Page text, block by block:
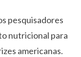
pesquisadores
nutricional para
americanas.